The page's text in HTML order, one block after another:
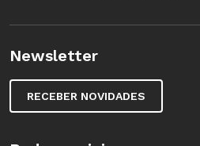
Newsletter
RECEBER NOVIDADES